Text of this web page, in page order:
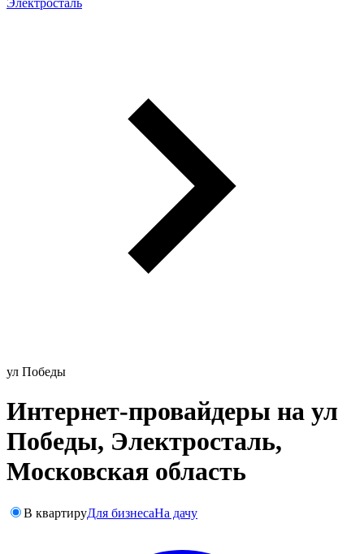
ул Победы
Интернет-провайдеры на ул
Победы, Электросталь,
Московская область
В квартируДля бизнесаНа дачу